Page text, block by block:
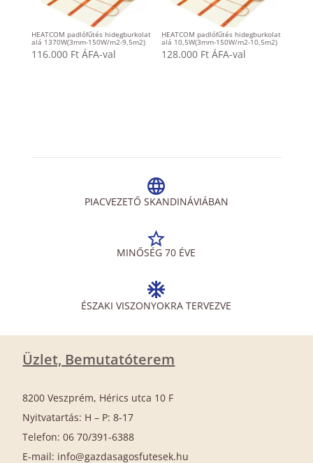
HEATCOM padlófűtés hidegburkolat
alá 1370W(3mm-150W/m2-9,5m2)
116.000 Ft ÁFA-val
HEATCOM padlófűtés hidegburkolat
alá 10,5W(3mm-150W/m2-10,5m2)
128.000 Ft ÁFA-val
PIACVEZETŐ SKANDINÁVIÁBAN
MINŐSÉG 70 ÉVE
ÉSZAKI VISZONYOKRA TERVEZVE
Üzlet, Bemutatóterem
8200 Veszprém, Hérics utca 10 F
Nyitvatartás: H – P: 8-17
Telefon: 06 70/391-6388
E-mail: info@gazdasagosfutesek.hu